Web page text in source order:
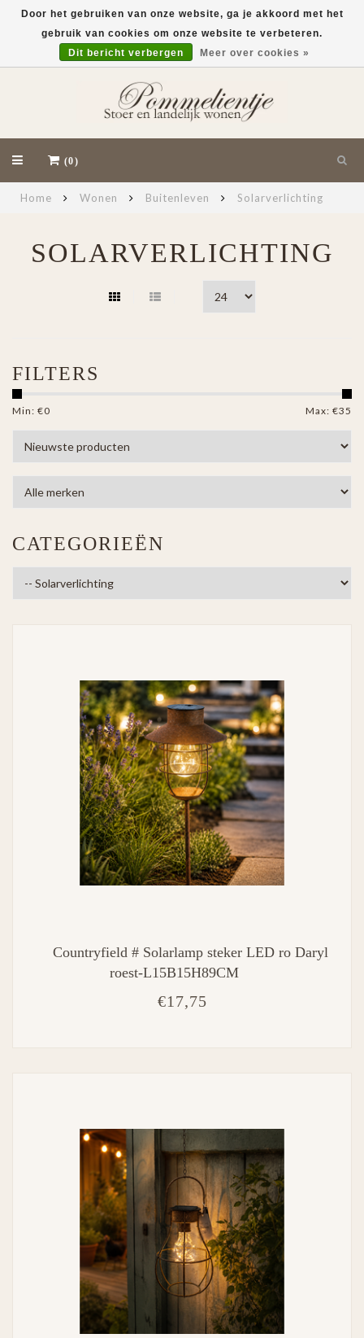
(0)
Home Wonen Buitenleven Solarverlichting
SOLARVERLICHTING
FILTERS
Min: €0 Max: €35
CATEGORIEËN
Countryfield # Solarlamp steker LED ro Daryl
roest-L15B15H89CM
€17,75
Door het gebruiken van onze website, ga je akkoord met het
gebruik van cookies om onze website te verbeteren.
Dit bericht verbergen
Meer over cookies »